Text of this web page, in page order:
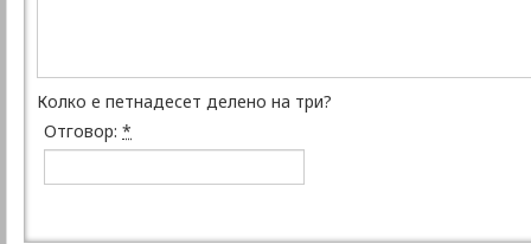
Колко е петнадесет делено на три?
Отговор: *